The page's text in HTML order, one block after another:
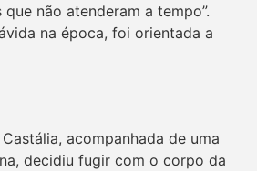
não atenderam a tempo”.
na época, foi orientada a
acompanhada de uma
decidiu fugir com o corpo da